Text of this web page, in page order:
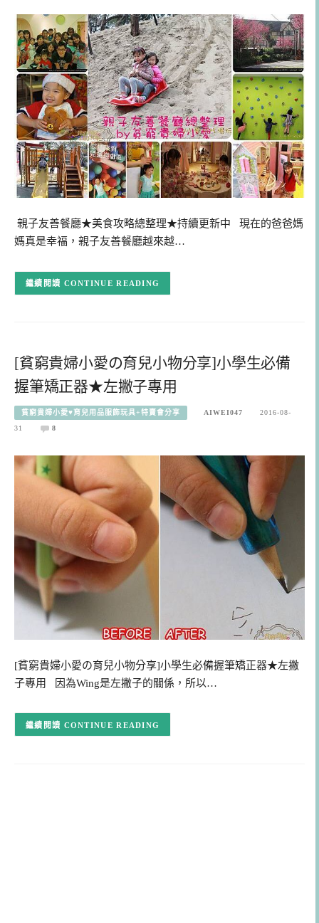
親子友善餐廳★美食攻略總整理★持續更新中 現在的爸爸媽
媽真是幸福，親子友善餐廳越來越…
CONTINUE READING
[貧窮貴婦小愛の育兒小物分享]小學生必備
握筆矯正器★左撇子專用
貧窮貴婦小愛♥育兒用品服飾玩具+特賣會分享 AIWEI047
2016-08-
31
8
[貧窮貴婦小愛の育兒小物分享]小學生必備握筆矯正器★左撇
子專用 因為Wing是左撇子的關係，所以…
CONTINUE READING